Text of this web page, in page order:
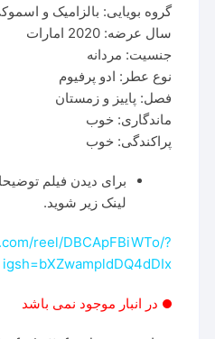
گروه بویایی: بالزامیک و
سال عرضه: 2020 امارات
جنسیت: مردانه
نوع عطر: ادو پرفیوم
فصل: پاییز و زمستان
ماندگاری: خوب
پراکندگی: خوب
برای دیدن فیلم
لینک زیر شوید.
reel/DBCApFBiWTo/?
igsh=bXZwampldDQ4dDIx
در انبار موجود نمی باشد